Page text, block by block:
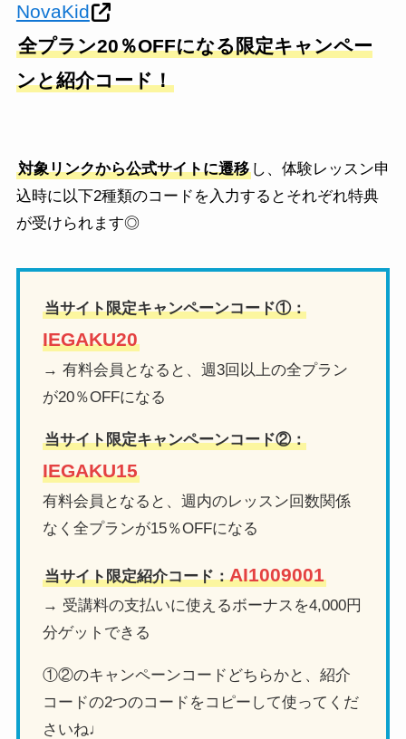
NovaKid
全プラン20％OFFになる限定キャンペー
ンと紹介コード！
対象リンクから公式サイトに遷移し、体験レッスン申
込時に以下2種類のコードを入力するとそれぞれ特典
が受けられます◎
当サイト限定キャンペーンコード①：
IEGAKU20
→ 有料会員となると、週3回以上の全プラン
が20％OFFになる
当サイト限定キャンペーンコード②：
IEGAKU15
有料会員となると、週内のレッスン回数関係
なく全プランが15％OFFになる
当サイト限定紹介コード：AI1009001
→ 受講料の支払いに使えるボーナスを4,000円
分ゲットできる
①②のキャンペーンコードどちらかと、紹介
コードの2つのコードをコピーして使ってくだ
さいね♩